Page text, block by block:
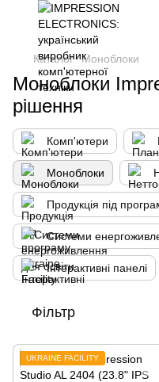
Каталог Моноблоки
Моноблоки
рішення
Комп'ютери
Моноблоки
Продукція під
Системи
Інтерактивні панелі
Фільтр
UKRAINE FACILITY